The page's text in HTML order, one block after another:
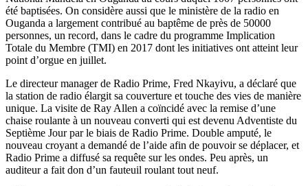
été baptisées. On considère aussi que le ministère de la radio en
Ouganda a largement contribué au baptême de près de 50000
personnes, un record, dans le cadre du programme Implication
Totale du Membre (TMI) en 2017 dont les initiatives ont atteint leur
point d’orgue en juillet.
Le directeur manager de Radio Prime, Fred Nkayivu, a déclaré que
la station de radio élargit sa couverture et touche des vies de manière
unique. La visite de Ray Allen a coïncidé avec la remise d’une
chaise roulante à un nouveau converti qui est devenu Adventiste du
Septième Jour par le biais de Radio Prime. Double amputé, le
nouveau croyant a demandé de l’aide afin de pouvoir se déplacer, et
Radio Prime a diffusé sa requête sur les ondes. Peu après, un
auditeur a fait don d’un fauteuil roulant tout neuf.